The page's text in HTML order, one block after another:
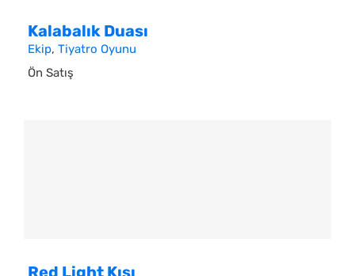
Kalabalık Duası
Ekip, Tiyatro Oyunu
Ön Satış
Red Light Kışı